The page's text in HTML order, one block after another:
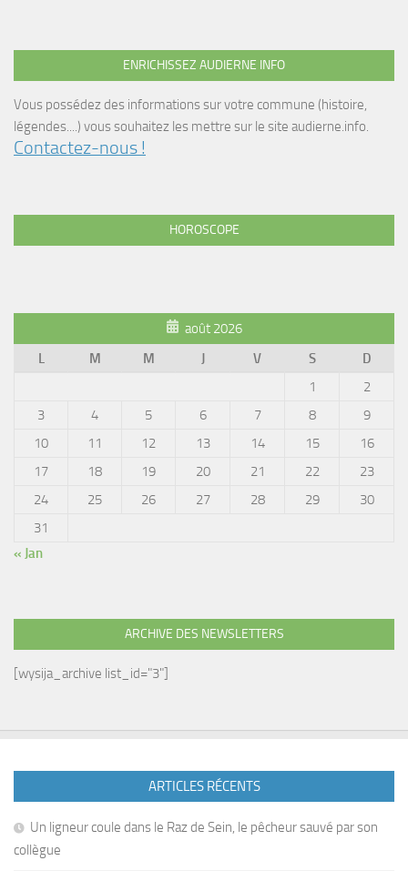
ENRICHISSEZ AUDIERNE INFO
Vous possédez des informations sur votre commune (histoire,
légendes....) vous souhaitez les mettre sur le site audierne.info.
Contactez-nous !
HOROSCOPE
août 2026
L
M M J V S
D
1
2
3
4 5 6 7 8
9
10
11 12 13 14 15
16
17
18 19 20 21 22
23
24
25 26 27 28 29
30
31
« Jan
ARCHIVE DES NEWSLETTERS
[wysija_archive list_id="3"]
ARTICLES RÉCENTS
Un ligneur coule dans le Raz de Sein, le pêcheur sauvé par son
collègue